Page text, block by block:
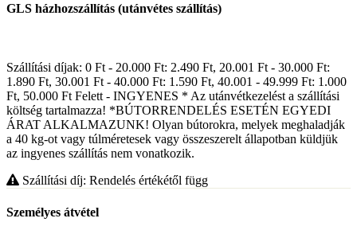
GLS házhozszállítás (utánvétes szállítás)
Szállítási díjak: 0 Ft - 20.000 Ft: 2.490 Ft, 20.001 Ft - 30.000 Ft:
1.890 Ft, 30.001 Ft - 40.000 Ft: 1.590 Ft, 40.001 - 49.999 Ft: 1.000
Ft, 50.000 Ft Felett - INGYENES * Az utánvétkezelést a szállítási
költség tartalmazza! *BÚTORRENDELÉS ESETÉN EGYEDI
ÁRAT ALKALMAZUNK! Olyan bútorokra, melyek meghaladják
a 40 kg-ot vagy túlméretesek vagy összeszerelt állapotban küldjük
az ingyenes szállítás nem vonatkozik.
Szállítási díj: Rendelés értékétől függ
Személyes átvétel